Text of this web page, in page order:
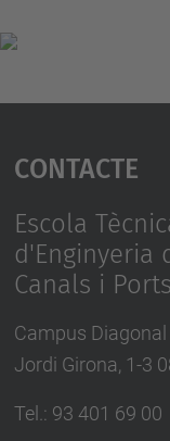
Contacte
Escola
d'Enginyeria
Canals i
Campus Diagonal
Jordi Girona, 1-3
Tel.: 93 401 69 00